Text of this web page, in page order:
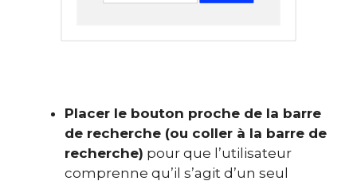
Placer le bouton proche de la barre
de recherche (ou coller à la barre de
recherche) pour que l’utilisateur
comprenne qu’il s’agit d’un seul